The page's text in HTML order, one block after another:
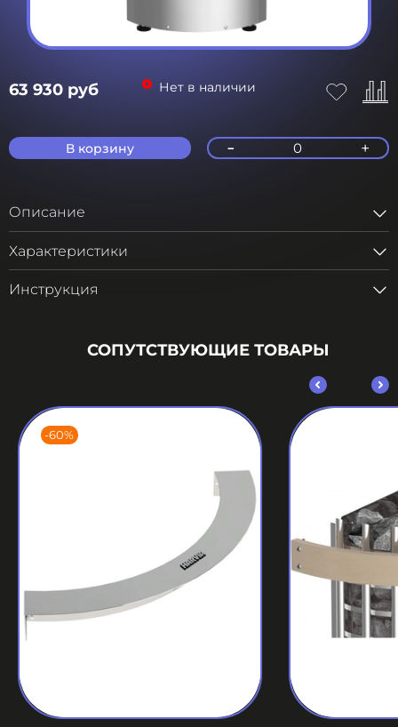
63 930 руб Нет в наличии
В корзину - 0 +
Описание
Характеристики
Инструкция
СОПУТСТВУЮЩИЕ ТОВАРЫ
-60%